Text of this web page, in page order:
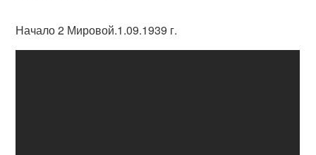
Начало 2 Мировой.1.09.1939 г.